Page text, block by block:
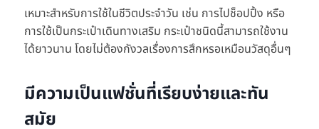
เหมาะสำหรับการใช้ในชีวิตประจำวัน เช่น การไปช็อปปิ้ง หรือ
การใช้เป็นกระเป๋าเดินทางเสริม กระเป๋าชนิดนี้สามารถใช้งาน
ได้ยาวนาน โดยไม่ต้องกังวลเรื่องการสึกหรอเหมือนวัสดุอื่นๆ
มีความเป็นแฟชั่นที่เรียบง่ายและทัน
สมัย